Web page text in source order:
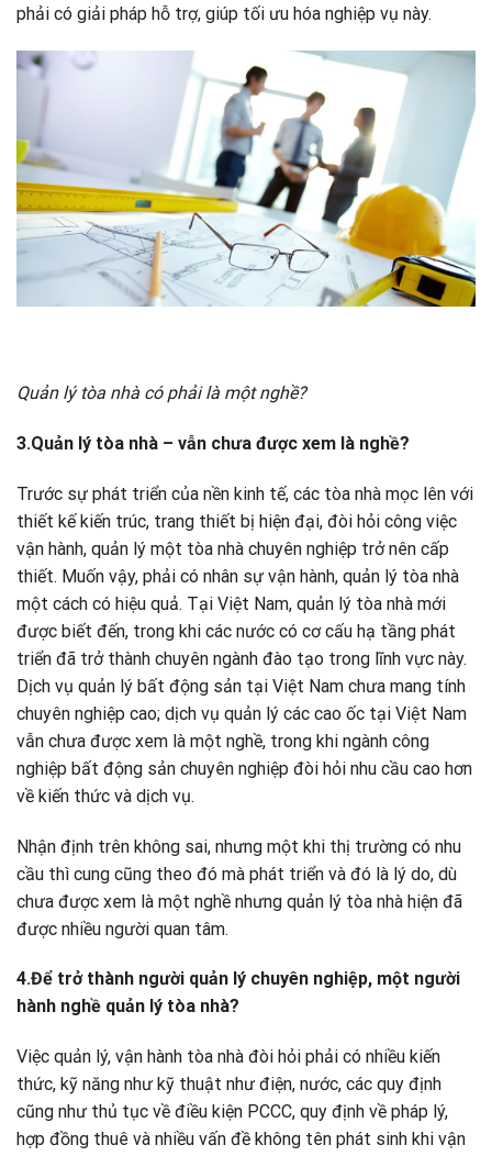
phải có giải pháp hỗ trợ, giúp tối ưu hóa nghiệp vụ này.
Quản lý tòa nhà có phải là một nghề?
3.Quản lý tòa nhà – vẫn chưa được xem là nghề?
Trước sự phát triển của nền kinh tế, các tòa nhà mọc lên với
thiết kế kiến trúc, trang thiết bị hiện đại, đòi hỏi công việc
vận hành, quản lý một tòa nhà chuyên nghiệp trở nên cấp
thiết. Muốn vậy, phải có nhân sự vận hành, quản lý tòa nhà
một cách có hiệu quả. Tại Việt Nam, quản lý tòa nhà mới
được biết đến, trong khi các nước có cơ cấu hạ tầng phát
triển đã trở thành chuyên ngành đào tạo trong lĩnh vực này.
Dịch vụ quản lý bất động sản tại Việt Nam chưa mang tính
chuyên nghiệp cao; dịch vụ quản lý các cao ốc tại Việt Nam
vẫn chưa được xem là một nghề, trong khi ngành công
nghiệp bất động sản chuyên nghiệp đòi hỏi nhu cầu cao hơn
về kiến thức và dịch vụ.
Nhận định trên không sai, nhưng một khi thị trường có nhu
cầu thì cung cũng theo đó mà phát triển và đó là lý do, dù
chưa được xem là một nghề nhưng quản lý tòa nhà hiện đã
được nhiều người quan tâm.
4.Để trở thành người quản lý chuyên nghiệp, một người
hành nghề quản lý tòa nhà?
Việc quản lý, vận hành tòa nhà đòi hỏi phải có nhiều kiến
thức, kỹ năng như kỹ thuật như điện, nước, các quy định
cũng như thủ tục về điều kiện PCCC, quy định về pháp lý,
hợp đồng thuê và nhiều vấn đề không tên phát sinh khi vận